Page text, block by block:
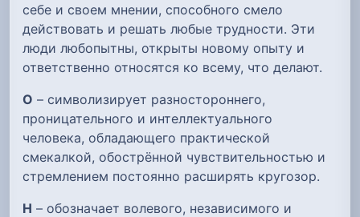
себе и своем мнении, способного смело
действовать и решать любые трудности. Эти
люди любопытны, открыты новому опыту и
ответственно относятся ко всему, что делают.
О – символизирует разностороннего,
проницательного и интеллектуального
человека, обладающего практической
смекалкой, обострённой чувствительностью и
стремлением постоянно расширять кругозор.
Н – обозначает волевого, независимого и